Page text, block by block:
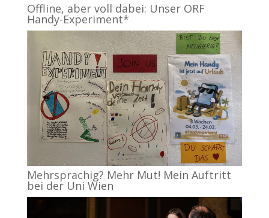
Offline, aber voll dabei: Unser ORF
Handy-Experiment*
Mehrsprachig? Mehr Mut! Mein Auftritt
bei der Uni Wien